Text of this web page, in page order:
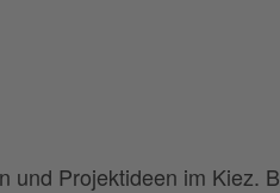
und Projektideen im Kiez.